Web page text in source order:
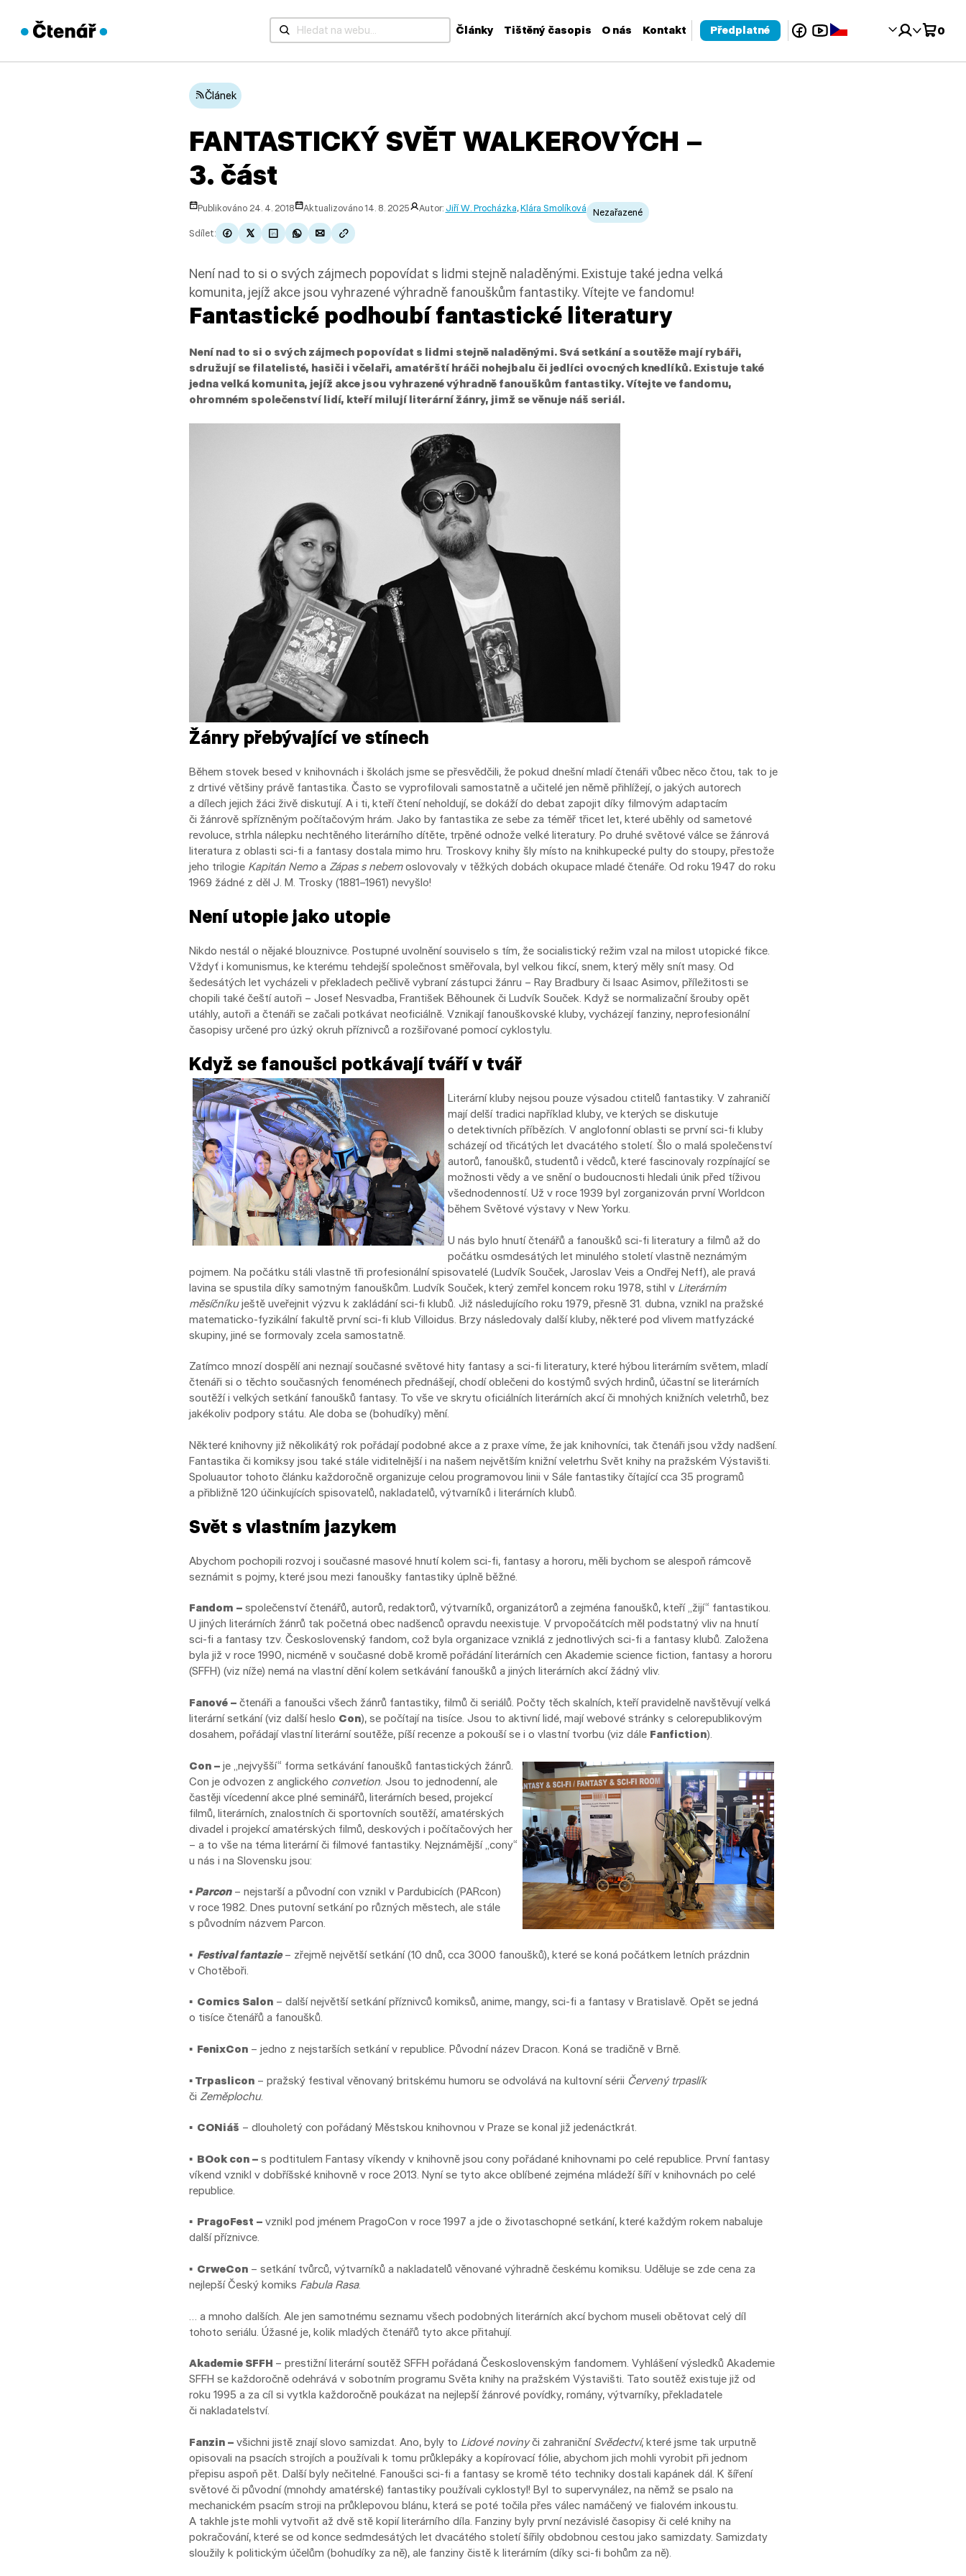
Články Tištěný časopis O nás Kontakt Předplatné Facebook
YouTube 0
Článek
FANTASTICKÝ SVĚT WALKEROVÝCH –
3. část
Publikováno 24. 4. 2018 Aktualizováno 14. 8. 2025 Autor: Jiří W. Procházka,Klára Smolíková
Nezařazené
Sdílet:
Není nad to si o svých zájmech popovídat s lidmi stejně naladěnými. Existuje také jedna velká
komunita, jejíž akce jsou vyhrazené výhradně fanouškům fantastiky. Vítejte ve fandomu!
Fantastické podhoubí fantastické literatury
Není nad to si o svých zájmech popovídat s lidmi stejně naladěnými. Svá setkání a soutěže mají rybáři,
sdružují se filatelisté, hasiči i včelaři, amatérští hráči nohejbalu či jedlíci ovocných knedlíků. Existuje také
jedna velká komunita, jejíž akce jsou vyhrazené výhradně fanouškům fantastiky. Vítejte ve fandomu,
ohromném společenství lidí, kteří milují literární žánry, jimž se věnuje náš seriál.
Žánry přebývající ve stínech
Během stovek besed v knihovnách i školách jsme se přesvědčili, že pokud dnešní mladí čtenáři vůbec něco čtou, tak to je
z drtivé většiny právě fantastika. Často se vyprofilovali samostatně a učitelé jen němě přihlížejí, o jakých autorech
a dílech jejich žáci živě diskutují. A i ti, kteří čtení neholdují, se dokáží do debat zapojit díky filmovým adaptacím
či žánrově spřízněným počítačovým hrám. Jako by fantastika ze sebe za téměř třicet let, které uběhly od sametové
revoluce, strhla nálepku nechtěného literárního dítěte, trpěné odnože velké literatury. Po druhé světové válce se žánrová
literatura z oblasti sci-fi a fantasy dostala mimo hru. Troskovy knihy šly místo na knihkupecké pulty do stoupy, přestože
jeho trilogie Kapitán Nemoa Zápas s nebemoslovovaly v těžkých dobách okupace mladé čtenáře. Od roku 1947 do roku
1969 žádné z děl J. M. Trosky (1881–1961) nevyšlo!
Není utopie jako utopie
Nikdo nestál o nějaké blouznivce. Postupné uvolnění souviselo s tím, že socialistický režim vzal na milost utopické fikce.
Vždyť i komunismus, ke kterému tehdejší společnost směřovala, byl velkou fikcí, snem, který měly snít masy. Od
šedesátých let vycházeli v překladech pečlivě vybraní zástupci žánru – Ray Bradbury či Isaac Asimov, příležitosti se
chopili také čeští autoři – Josef Nesvadba, František Běhounek či Ludvík Souček. Když se normalizační šrouby opět
utáhly, autoři a čtenáři se začali potkávat neoficiálně. Vznikají fanouškovské kluby, vycházejí fanziny, neprofesionální
časopisy určené pro úzký okruh příznivců a rozšiřované pomocí cyklostylu.
Když se fanoušci potkávají tváří v tvář
Literární kluby nejsou pouze výsadou ctitelů fantastiky. V zahraničí
mají delší tradici například kluby, ve kterých se diskutuje
o detektivních příbězích. V anglofonní oblasti se první sci-fi kluby
scházejí od třicátých let dvacátého století. Šlo o malá společenství
autorů, fanoušků, studentů i vědců, které fascinovaly rozpínající se
možnosti vědy a ve snění o budoucnosti hledali únik před tíživou
všednodenností. Už v roce 1939 byl zorganizován první Worldcon
během Světové výstavy v New Yorku.
U nás bylo hnutí čtenářů a fanoušků sci-fi literatury a filmů až do
počátku osmdesátých let minulého století vlastně neznámým
pojmem. Na počátku stáli vlastně tři profesionální spisovatelé (Ludvík Souček, Jaroslav Veis a Ondřej Neff), ale pravá
lavina se spustila díky samotným fanouškům. Ludvík Souček, který zemřel koncem roku 1978, stihl v Literárním
měsíčníkuještě uveřejnit výzvu k zakládání sci-fi klubů. Již následujícího roku 1979, přesně 31. dubna, vznikl na pražské
matematicko-fyzikální fakultě první sci-fi klub Villoidus. Brzy následovaly další kluby, některé pod vlivem matfyzácké
skupiny, jiné se formovaly zcela samostatně.
Zatímco mnozí dospělí ani neznají současné světové hity fantasy a sci-fi literatury, které hýbou literárním světem, mladí
čtenáři si o těchto současných fenoménech přednášejí, chodí oblečeni do kostýmů svých hrdinů, účastní se literárních
soutěží i velkých setkání fanoušků fantasy. To vše ve skrytu oficiálních literárních akcí či mnohých knižních veletrhů, bez
jakékoliv podpory státu. Ale doba se (bohudíky) mění.
Některé knihovny již několikátý rok pořádají podobné akce a z praxe víme, že jak knihovníci, tak čtenáři jsou vždy nadšení.
Fantastika či komiksy jsou také stále viditelnější i na našem největším knižní veletrhu Svět knihy na pražském Výstavišti.
Spoluautor tohoto článku každoročně organizuje celou programovou linii v Sále fantastiky čítající cca 35 programů
a přibližně 120 účinkujících spisovatelů, nakladatelů, výtvarníků i literárních klubů.
Svět s vlastním jazykem
Abychom pochopili rozvoj i současné masové hnutí kolem sci-fi, fantasy a hororu, měli bychom se alespoň rámcově
seznámit s pojmy, které jsou mezi fanoušky fantastiky úplně běžné.
Fandom – společenství čtenářů, autorů, redaktorů, výtvarníků, organizátorů a zejména fanoušků, kteří „žijí“ fantastikou.
U jiných literárních žánrů tak početná obec nadšenců opravdu neexistuje. V prvopočátcích měl podstatný vliv na hnutí
sci-fi a fantasy tzv. Československý fandom, což byla organizace vzniklá z jednotlivých sci-fi a fantasy klubů. Založena
byla již v roce 1990, nicméně v současné době kromě pořádání literárních cen Akademie science fiction, fantasy a hororu
(SFFH) (viz níže) nemá na vlastní dění kolem setkávání fanoušků a jiných literárních akcí žádný vliv.
Fanové – čtenáři a fanoušci všech žánrů fantastiky, filmů či seriálů. Počty těch skalních, kteří pravidelně navštěvují velká
literární setkání (viz další heslo Con), se počítají na tisíce. Jsou to aktivní lidé, mají webové stránky s celorepublikovým
dosahem, pořádají vlastní literární soutěže, píší recenze a pokouší se i o vlastní tvorbu (viz dále Fanfiction).
Con – je „nejvyšší“ forma setkávání fanoušků fantastických žánrů.
Con je odvozen z anglického convetion. Jsou to jednodenní, ale
častěji vícedenní akce plné seminářů, literárních besed, projekcí
filmů, literárních, znalostních či sportovních soutěží, amatérských
divadel i projekcí amatérských filmů, deskových i počítačových her
– a to vše na téma literární či filmové fantastiky. Nejznámější „cony“
u nás i na Slovensku jsou:
▪ Parcon– nejstarší a původní con vznikl v Pardubicích (PARcon)
v roce 1982. Dnes putovní setkání po různých městech, ale stále
s původním názvem Parcon.
▪ Festival fantazie– zřejmě největší setkání (10 dnů, cca 3000 fanoušků), které se koná počátkem letních prázdnin
v Chotěboři.
▪Comics Salon– další největší setkání příznivců komiksů, anime, mangy, sci-fi a fantasy v Bratislavě. Opět se jedná
o tisíce čtenářů a fanoušků.
▪ FenixCon– jedno z nejstarších setkání v republice. Původní název Dracon. Koná se tradičně v Brně.
▪Trpaslicon– pražský festival věnovaný britskému humoru se odvolává na kultovní sérii Červený trpaslík
či Zeměplochu.
▪ CONiáš – dlouholetý con pořádaný Městskou knihovnou v Praze se konal již jedenáctkrát.
▪ BOok con – s podtitulem Fantasy víkendy v knihovně jsou cony pořádané knihovnami po celé republice. První fantasy
víkend vznikl v dobříšské knihovně v roce 2013. Nyní se tyto akce oblíbené zejména mládeží šíří v knihovnách po celé
republice.
▪ PragoFest – vznikl pod jménem PragoCon v roce 1997 a jde o životaschopné setkání, které každým rokem nabaluje
další příznivce.
▪ CrweCon– setkání tvůrců, výtvarníků a nakladatelů věnované výhradně českému komiksu. Uděluje se zde cena za
nejlepší Český komiks Fabula Rasa.
… a mnoho dalších. Ale jen samotnému seznamu všech podobných literárních akcí bychom museli obětovat celý díl
tohoto seriálu. Úžasné je, kolik mladých čtenářů tyto akce přitahují.
Akademie SFFH – prestižní literární soutěž SFFH pořádaná Československým fandomem. Vyhlášení výsledků Akademie
SFFH se každoročně odehrává v sobotním programu Světa knihy na pražském Výstavišti. Tato soutěž existuje již od
roku 1995 a za cíl si vytkla každoročně poukázat na nejlepší žánrové povídky, romány, výtvarníky, překladatele
či nakladatelství.
Fanzin – všichni jistě znají slovo samizdat. Ano, byly to Lidové novinyči zahraniční Svědectví, které jsme tak urputně
opisovali na psacích strojích a používali k tomu průklepáky a kopírovací fólie, abychom jich mohli vyrobit při jednom
přepisu aspoň pět. Další byly nečitelné. Fanoušci sci-fi a fantasy se kromě této techniky dostali kapánek dál. K šíření
světové či původní (mnohdy amatérské) fantastiky používali cyklostyl! Byl to supervynález, na němž se psalo na
mechanickém psacím stroji na průklepovou blánu, která se poté točila přes válec namáčený ve fialovém inkoustu.
A takhle jste mohli vytvořit až dvě stě kopií literárního díla. Fanziny byly první nezávislé časopisy či celé knihy na
pokračování, které se od konce sedmdesátých let dvacátého století šířily obdobnou cestou jako samizdaty. Samizdaty
sloužily k politickým účelům (bohudíky za ně), ale fanziny čistě k literárním (díky sci-fi bohům za ně).